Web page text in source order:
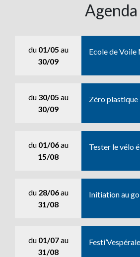
Agenda
du 01/05 au
30/09
Ecole de
du 30/05 au
30/09
Zéro plastique
du 01/06au
15/08
Tester le vélo
du 28/06au
31/08
Initiation au
du 01/07au
31/08